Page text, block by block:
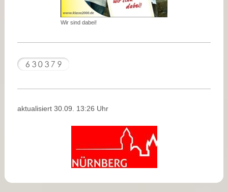
Wir sind dabei!
aktualisiert 30.09. 13:26 Uhr